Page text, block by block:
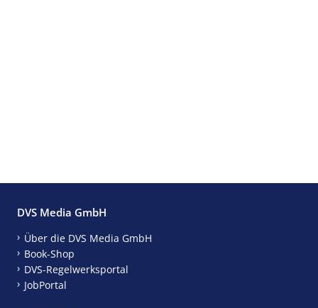
DVS Media GmbH
Über die DVS Media GmbH
Book-Shop
DVS-Regelwerksportal
JobPortal